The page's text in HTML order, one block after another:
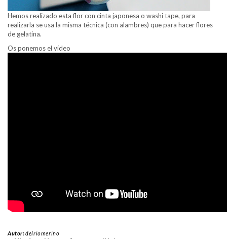
Hemos realizado esta flor con cinta japonesa o washi tape, para
realizarla se usa la misma técnica (con alambres) que para hacer flores
de gelatina.
Os ponemos el vídeo
Autor:delriomerino